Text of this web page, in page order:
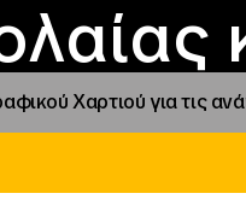
Το
Χαρτιού για τις